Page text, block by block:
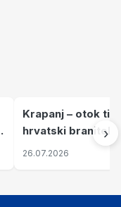
Krapanj – otok
hrvatski branitelji
pronalaze mir
26.07.2026
›